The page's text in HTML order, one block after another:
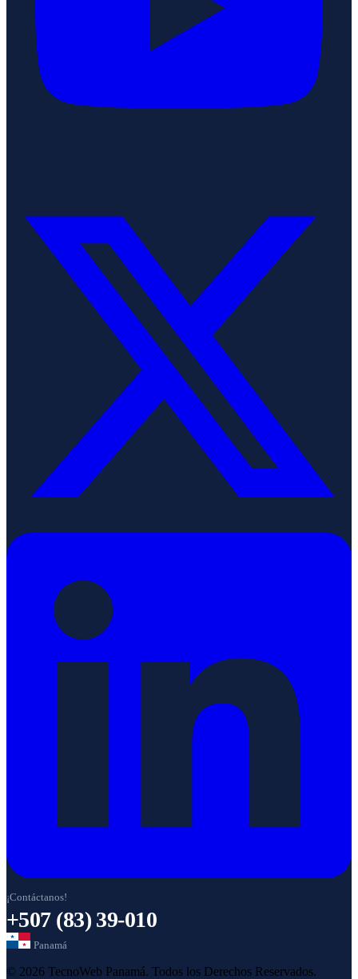
¡Contáctanos!
+507 (83) 39-010
Panamá
© 2026 TecnoWeb Panamá. Todos los Derechos Reservados.